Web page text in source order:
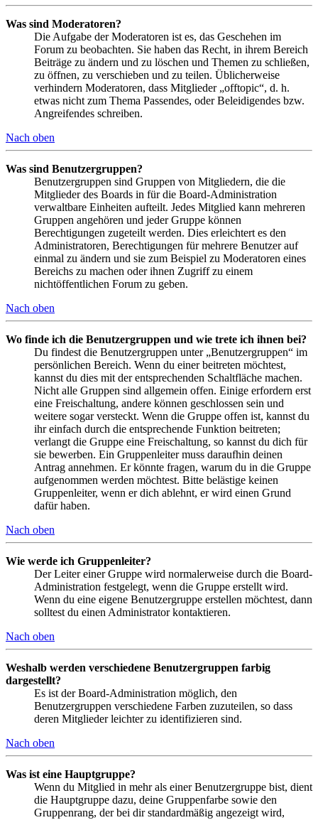
Was sind Moderatoren?
Die Aufgabe der Moderatoren ist es, das Geschehen im
Forum zu beobachten. Sie haben das Recht, in ihrem Bereich
Beiträge zu ändern und zu löschen und Themen zu schließen,
zu öffnen, zu verschieben und zu teilen. Üblicherweise
verhindern Moderatoren, dass Mitglieder „offtopic“, d. h.
etwas nicht zum Thema Passendes, oder Beleidigendes bzw.
Angreifendes schreiben.
Nach oben
Was sind Benutzergruppen?
Benutzergruppen sind Gruppen von Mitgliedern, die die
Mitglieder des Boards in für die Board-Administration
verwaltbare Einheiten aufteilt. Jedes Mitglied kann mehreren
Gruppen angehören und jeder Gruppe können
Berechtigungen zugeteilt werden. Dies erleichtert es den
Administratoren, Berechtigungen für mehrere Benutzer auf
einmal zu ändern und sie zum Beispiel zu Moderatoren eines
Bereichs zu machen oder ihnen Zugriff zu einem
nichtöffentlichen Forum zu geben.
Nach oben
Wo finde ich die Benutzergruppen und wie trete ich ihnen bei?
Du findest die Benutzergruppen unter „Benutzergruppen“ im
persönlichen Bereich. Wenn du einer beitreten möchtest,
kannst du dies mit der entsprechenden Schaltfläche machen.
Nicht alle Gruppen sind allgemein offen. Einige erfordern erst
eine Freischaltung, andere können geschlossen sein und
weitere sogar versteckt. Wenn die Gruppe offen ist, kannst du
ihr einfach durch die entsprechende Funktion beitreten;
verlangt die Gruppe eine Freischaltung, so kannst du dich für
sie bewerben. Ein Gruppenleiter muss daraufhin deinen
Antrag annehmen. Er könnte fragen, warum du in die Gruppe
aufgenommen werden möchtest. Bitte belästige keinen
Gruppenleiter, wenn er dich ablehnt, er wird einen Grund
dafür haben.
Nach oben
Wie werde ich Gruppenleiter?
Der Leiter einer Gruppe wird normalerweise durch die Board-
Administration festgelegt, wenn die Gruppe erstellt wird.
Wenn du eine eigene Benutzergruppe erstellen möchtest, dann
solltest du einen Administrator kontaktieren.
Nach oben
Weshalb werden verschiedene Benutzergruppen farbig
dargestellt?
Es ist der Board-Administration möglich, den
Benutzergruppen verschiedene Farben zuzuteilen, so dass
deren Mitglieder leichter zu identifizieren sind.
Nach oben
Was ist eine Hauptgruppe?
Wenn du Mitglied in mehr als einer Benutzergruppe bist, dient
die Hauptgruppe dazu, deine Gruppenfarbe sowie den
Gruppenrang, der bei dir standardmäßig angezeigt wird,